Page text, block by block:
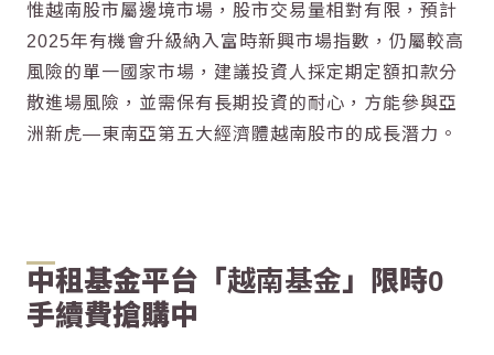
惟越南股市屬邊境市場，股市交易量相對有限，預計
2025年有機會升級納入富時新興市場指數，仍屬較高
風險的單一國家市場，建議投資人採定期定額扣款分
散進場風險，並需保有長期投資的耐心，方能參與亞
洲新虎—東南亞第五大經濟體越南股市的成長潛力。
中租基金平台「越南基金」限時0
手續費搶購中